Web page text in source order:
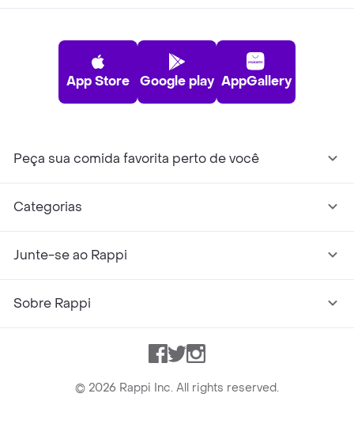
App Store Google play AppGallery
Peça sua comida favorita perto de você
Categorias
Junte-se ao Rappi
Sobre Rappi
Facebook
TwitterInstagram
© 2026 Rappi Inc. All rights reserved.